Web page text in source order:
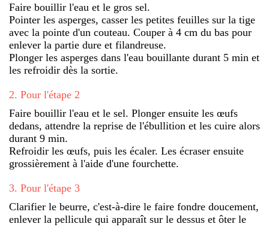
Faire bouillir l'eau et le gros sel.
Pointer les asperges, casser les petites feuilles sur la tige
avec la pointe d'un couteau. Couper à 4 cm du bas pour
enlever la partie dure et filandreuse.
Plonger les asperges dans l'eau bouillante durant 5 min et
les refroidir dès la sortie.
2. Pour l'étape 2
Faire bouillir l'eau et le sel. Plonger ensuite les œufs
dedans, attendre la reprise de l'ébullition et les cuire alors
durant 9 min.
Refroidir les œufs, puis les écaler. Les écraser ensuite
grossièrement à l'aide d'une fourchette.
3. Pour l'étape 3
Clarifier le beurre, c'est-à-dire le faire fondre doucement,
enlever la pellicule qui apparaît sur le dessus et ôter le